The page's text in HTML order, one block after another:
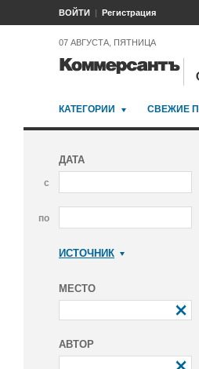
ВОЙТИ Регистрация
07 АВГУСТА, ПЯТНИЦА
КАТЕГОРИИ СВЕЖИЕ
ДАТА
с
по
ИСТОЧНИК
МЕСТО
АВТОР